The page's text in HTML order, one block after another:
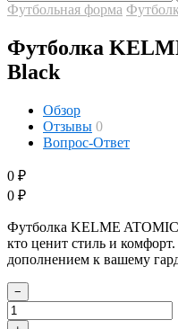
Футбольная форма
Футболка
Black
Обзор
Отзывы 0
Вопрос-Ответ
0 ₽
0 ₽
Футболка KELME
кто ценит стиль и
дополнением к вашему
−